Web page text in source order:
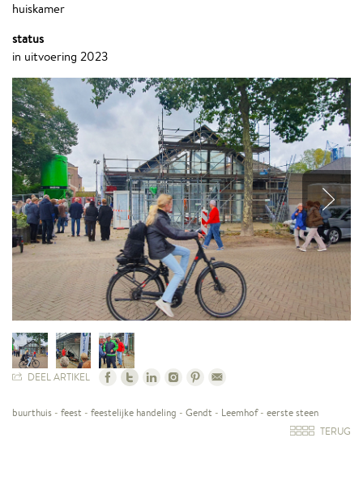
huiskamer
status
in uitvoering 2023
DEEL ARTIKEL
buurthuis - feest - feestelijke handeling - Gendt - Leemhof- eerste steen
TERUG